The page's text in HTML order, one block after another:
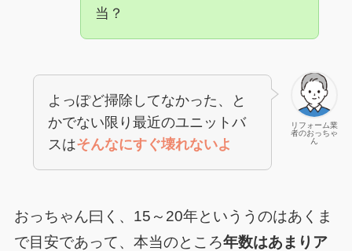
当？
リフォーム業
者のおっちゃ
ん
よっぽど掃除してなかった、と
かでない限り最近のユニットバ
スはそんなにすぐ壊れないよ
おっちゃん曰く、15～20年といううのはあくま
で目安であって、本当のところ年数はあまりア